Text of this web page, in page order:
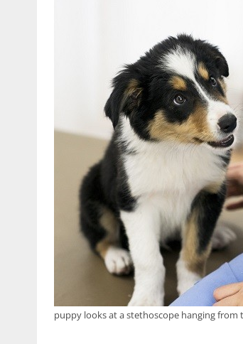
puppy looks at a stethoscope hanging